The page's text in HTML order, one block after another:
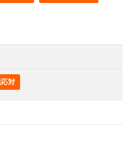
対